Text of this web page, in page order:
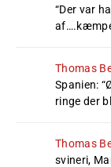
“Der var
Thomas
Spanien: “
ringe der
Thomas
svineri,